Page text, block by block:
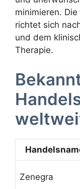
minimieren.
richtet sich
und dem
Therapie.
Zenegra